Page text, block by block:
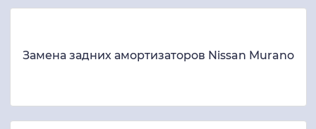
Замена задних амортизаторов Nissan Murano